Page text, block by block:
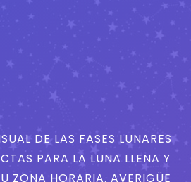
DE LAS FASES LUNARES
PARA LA LUNA LLENA Y
ZONA HORARIA. AVERIGÜE